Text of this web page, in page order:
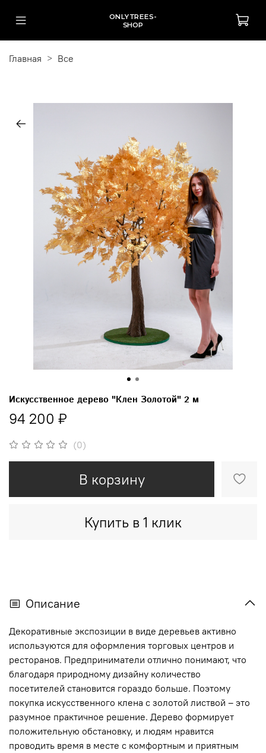
ONLYTREES-
SHOP
Главная Все
(0)
Искусственное дерево "Клен Золотой" 2 м
94 200 ₽
В корзину
Купить в 1 клик
Описание
Декоративные экспозиции в виде деревьев активно
используются для оформления торговых центров и
ресторанов. Предприниматели отлично понимают, что
благодаря природному дизайну количество
посетителей становится гораздо больше. Поэтому
покупка искусственного клена с золотой листвой – это
разумное практичное решение. Дерево формирует
положительную обстановку, и людям нравится
проводить время в месте с комфортным и приятным